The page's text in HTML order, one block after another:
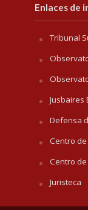
Enlaces de
Tribunal
Jusbaires
Defensa
Centro de
Centro de
Juristeca